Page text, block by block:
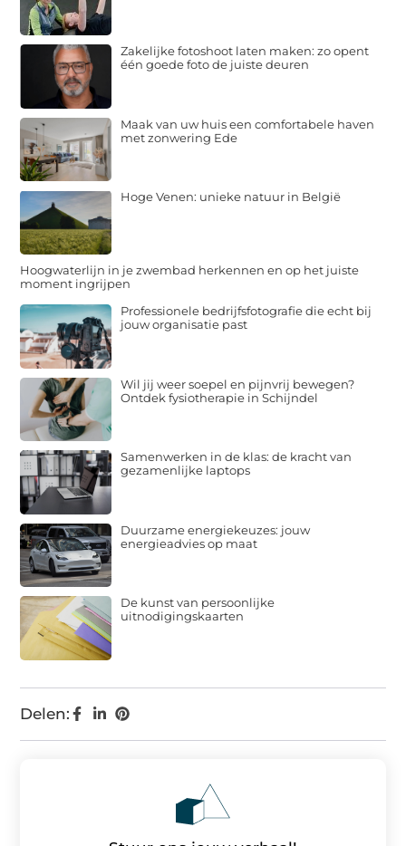
Delen:
Zakelijke fotoshoot laten maken: zo opent
één goede foto de juiste deuren
Maak van uw huis een comfortabele haven
met zonwering Ede
Hoge Venen: unieke natuur in België
Hoogwaterlijn in je zwembad herkennen en op het juiste
moment ingrijpen
Professionele bedrijfsfotografie die echt bij
jouw organisatie past
Wil jij weer soepel en pijnvrij bewegen?
Ontdek fysiotherapie in Schijndel
Samenwerken in de klas: de kracht van
gezamenlijke laptops
Duurzame energiekeuzes: jouw
energieadvies op maat
De kunst van persoonlijke
uitnodigingskaarten